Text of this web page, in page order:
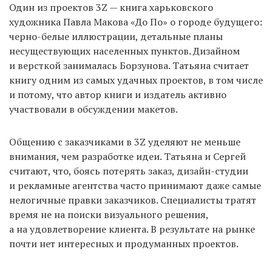
Один из проектов 3Z — книга харьковского
художника Павла Макова «До По» о городе будущего:
черно-белые иллюстрации, детальные планы
несуществующих населенных пунктов. Дизайном
и версткой занималась Борзунова. Татьяна считает
книгу одним из самых удачных проектов, в том числе
и потому, что автор книги и издатель активно
участвовали в обсуждении макетов.
Общению с заказчиками в 3Z уделяют не меньше
внимания, чем разработке идеи. Татьяна и Сергей
считают, что, боясь потерять заказ, дизайн-студии
и рекламные агентства часто принимают даже самые
нелогичные правки заказчиков. Специалисты тратят
время не на поиски визуального решения,
а на удовлетворение клиента. В результате на рынке
почти нет интересных и продуманных проектов.